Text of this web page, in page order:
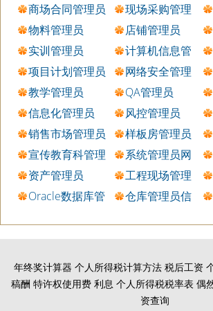
商场合同管理员
现场采购管理
员
物料管理员 店铺管理员
实训管理员
计算机信息管
理员
项目计划管理员
网络安全管理
员
教学管理员 QA管理员
信息化管理员 风控管理员
销售市场管理员
样板房管理员
宣传教育科管理
员
系统管理员网
管
资产管理员
工程现场管理
员
Oracle数据库管
仓库管理员信
年终奖计算器 个人所得税计算方法 税后工资
稿酬 特许权使用费 利息 个人所得税税率表 偶
资查询